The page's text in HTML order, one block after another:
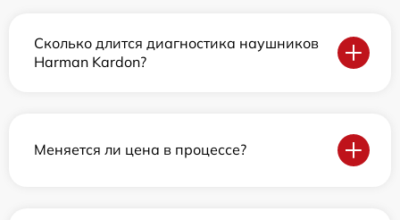
Сколько длится диагностика наушников
Harman Kardon?
Меняется ли цена в процессе?